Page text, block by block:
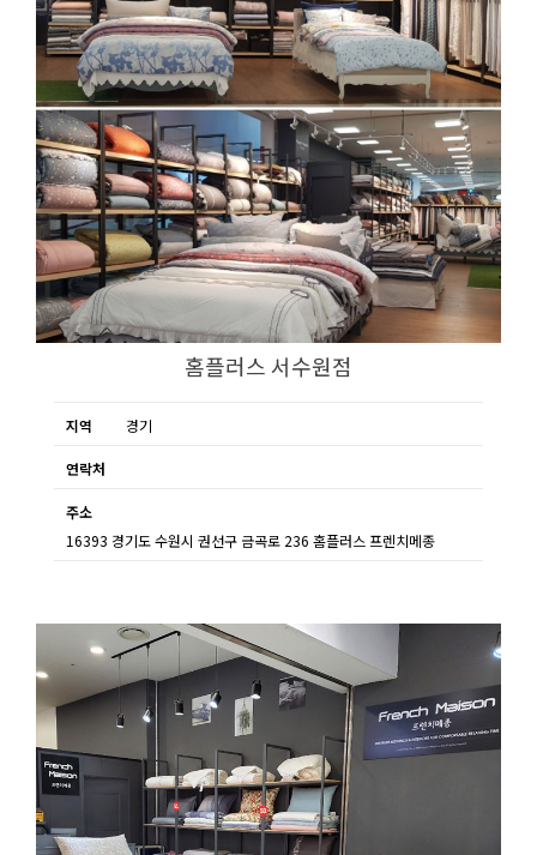
홈플러스 서수원점
지역 경기
연락처
주소
16393 경기도 수원시 권선구 금곡로 236 홈플러스 프렌치메종